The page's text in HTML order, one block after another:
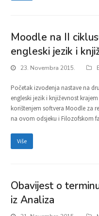
Moodle na II
engleski jezik i
23. Novembra 2015.
Početak izvođenja nastave na
engleski jezik i književnost
korištenjem softvera Moodle za
na ovom odsjeku i Filozofskom
Više
Obavijest o
iz Analiza